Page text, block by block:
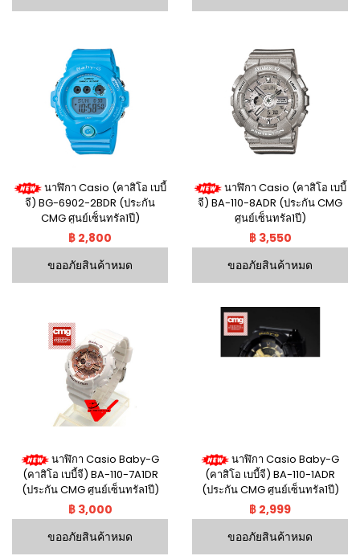
นาฬิกา Casio (คาสิโอ เบบี้
จี) BG-6902-2BDR (ประกัน
CMG ศูนย์เซ็นทรัล1ปี)
฿ 2,800
ขออภัยสินค้าหมด
นาฬิกา Casio (คาสิโอ เบบี้
จี) BA-110-8ADR (ประกัน CMG
ศูนย์เซ็นทรัล1ปี)
฿ 3,550
ขออภัยสินค้าหมด
นาฬิกา Casio Baby-G
(คาสิโอ เบบี้จี) BA-110-7A1DR
(ประกัน CMG ศูนย์เซ็นทรัล1ปี)
฿ 3,000
ขออภัยสินค้าหมด
นาฬิกา Casio Baby-G
(คาสิโอ เบบี้จี) BA-110-1ADR
(ประกัน CMG ศูนย์เซ็นทรัล1ปี)
฿ 2,999
ขออภัยสินค้าหมด